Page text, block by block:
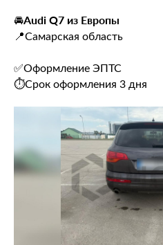
🚘Audi Q7 из Европы
📍Самарская область
✅Оформление ЭПТС
⏱Срок оформления 3 дня